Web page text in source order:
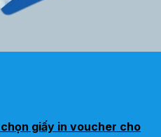
giấy in voucher cho